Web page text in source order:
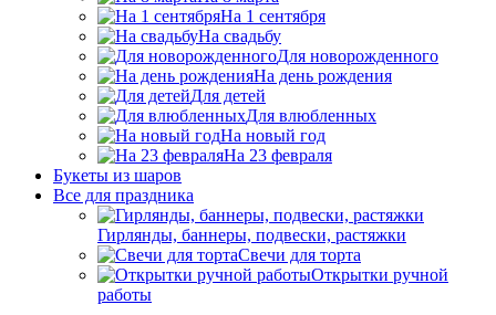
На 1 сентября
На свадьбу
Для новорожденного
На день рождения
Для детей
Для влюбленных
На новый год
На 23 февраля
Букеты из шаров
Bсе для праздника
Гирлянды, баннеры, подвески, растяжки
Свечи для торта
Открытки ручной
работы